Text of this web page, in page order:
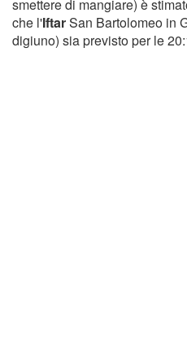
smettere di mangiare) è
che l'IftarSan Bartolomeo in
digiuno) sia previsto per le